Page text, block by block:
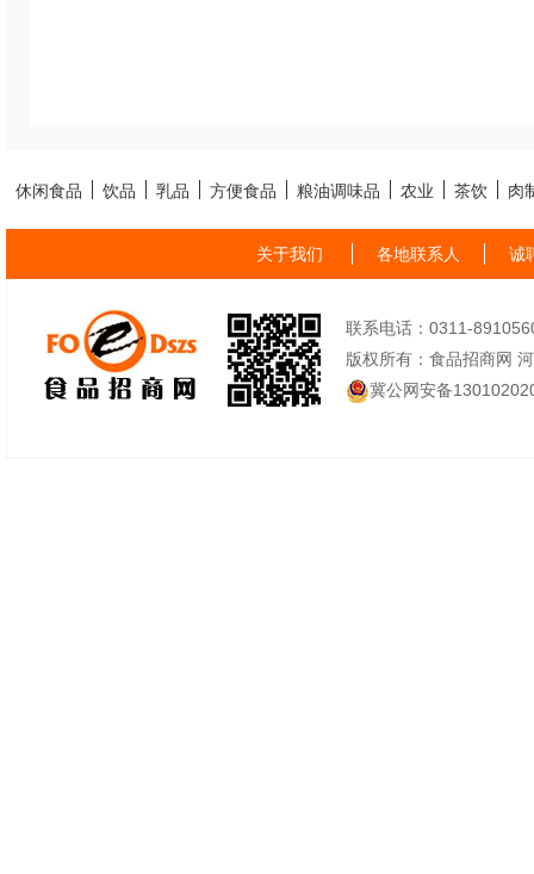
休闲食品 饮品 乳品 方便食品 粮油调味品 农业 茶饮 肉
关于我们 各地联系人 诚
联系电话：0311-
版权所有：食品招商网
冀公网安备